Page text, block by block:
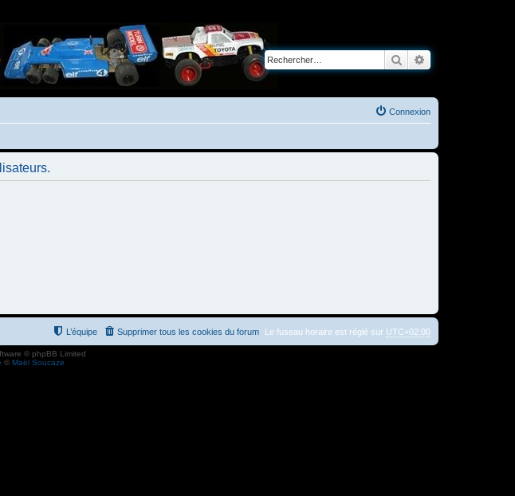
Rechercher
Connexion
Le fuseau horaire est réglé sur UTC+02:00
Supprimer tous les cookies du forum
L’équipe
© phpBB Limited
© Maël Soucaze